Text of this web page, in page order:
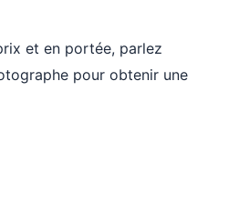
et en portée, parlez
pour obtenir une